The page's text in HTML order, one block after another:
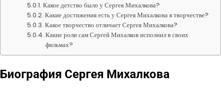
Какое детство было у Сергея Михалкова?
Какие достижения есть у Сергея Михалкова в творчестве?
Какое творчество отличает Сергея Михалкова?
Какие роли сам Сергей Михалков исполнил в своих
фильмах?
Биография Сергея Михалкова